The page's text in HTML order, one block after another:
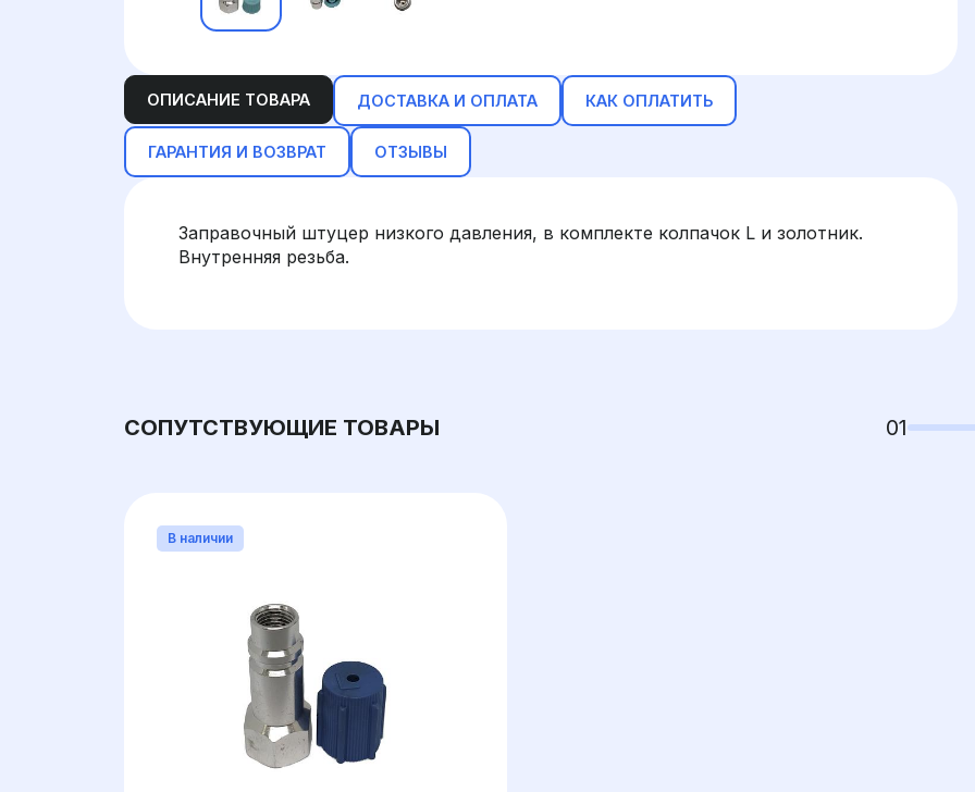
ОПИСАНИЕ ТОВАРА ДОСТАВКА И ОПЛАТА КАК ОПЛАТИТЬ
ГАРАНТИЯ И ВОЗВРАТ ОТЗЫВЫ
Заправочный штуцер низкого давления, в комплекте колпачок L и золотник.
Внутренняя резьба.
СОПУТСТВУЮЩИЕ ТОВАРЫ 01
В наличии